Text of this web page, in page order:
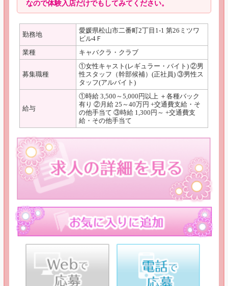
なので体験入店だけでもしてみてください。
勤務地
愛媛県松山市二番町2丁目1-1 第26ミツワ
ビル4Ｆ
業種
キャバクラ・クラブ
募集職種
①女性キャスト(レギュラー・バイト) ②男
性スタッフ（幹部候補）(正社員) ③男性ス
タッフ(アルバイト)
給与
①時給 3,500～5,000円以上 ＋各種バック
有り ②月給 25～40万円 +交通費支給・そ
の他手当て ③時給 1,300円～ +交通費支
給・その他手当て